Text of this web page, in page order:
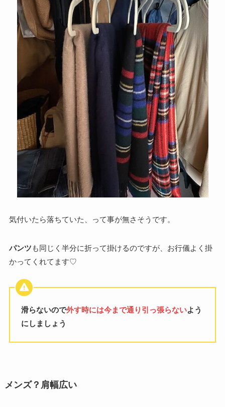
気付いたら落ちていた、って事が無さそうです。
パンツ も同じく半分に折って掛けるのですが、お行儀よく掛
かってくれてます♡
滑らないので外す時には今まで通り引っ張らないよう
にしましょう
メンズ？肩幅広い